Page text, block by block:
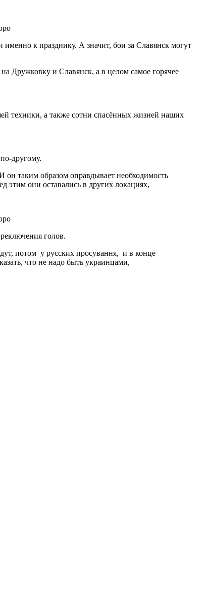
к празднику. А значит, бои за Славянск могут
Дружковку и Славянск, а в целом самое горячее
техники, а также сотни спасённых жизней наших
другому.
он таким образом оправдывает необходимость
этим они оставались в других локациях,
голов.
потом у русских просування, и в конце
что не надо быть украинцами,